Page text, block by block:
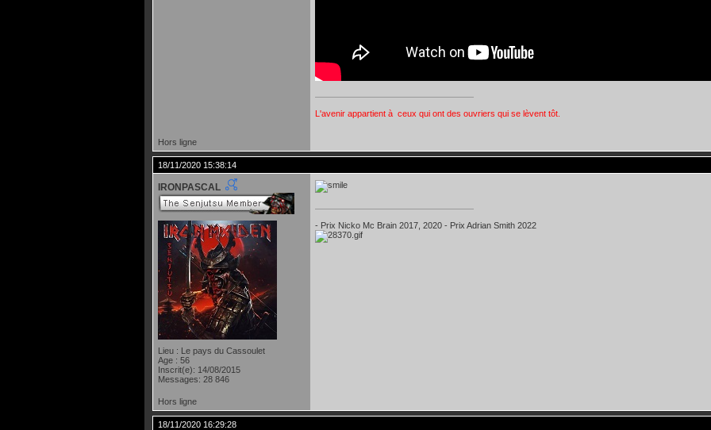
L'avenir appartient à ceux qui ont des ouvriers qui se lèvent tôt.
Hors ligne
18/11/2020 15:38:14
IRONPASCAL
Lieu : Le pays du Cassoulet
Age : 56
Inscrit(e): 14/08/2015
Messages: 28 846
- Prix Nicko Mc Brain 2017, 2020 - Prix Adrian Smith 2022
Hors ligne
18/11/2020 16:29:28